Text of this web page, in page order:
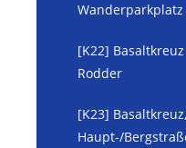
[K22]
Rodder
[K23]
Haupt-/